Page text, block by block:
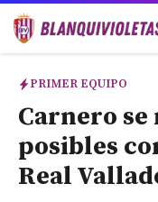
Saltar
PRIMER EQUIPO
Carnero
posibles
Real